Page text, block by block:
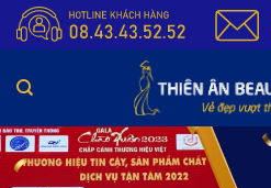
Bỏ
qua
dung